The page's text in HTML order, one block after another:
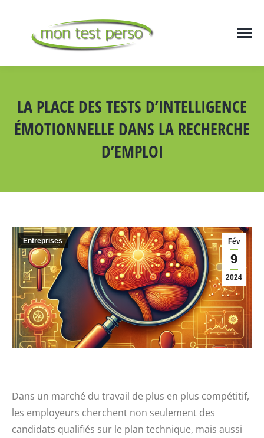
LA PLACE DES TESTS D’INTELLIGENCE
ÉMOTIONNELLE DANS LA RECHERCHE
D’EMPLOI
Fév
9
2024
Entreprises
Dans un marché du travail de plus en plus compétitif,
les employeurs cherchent non seulement des
candidats qualifiés sur le plan technique, mais aussi